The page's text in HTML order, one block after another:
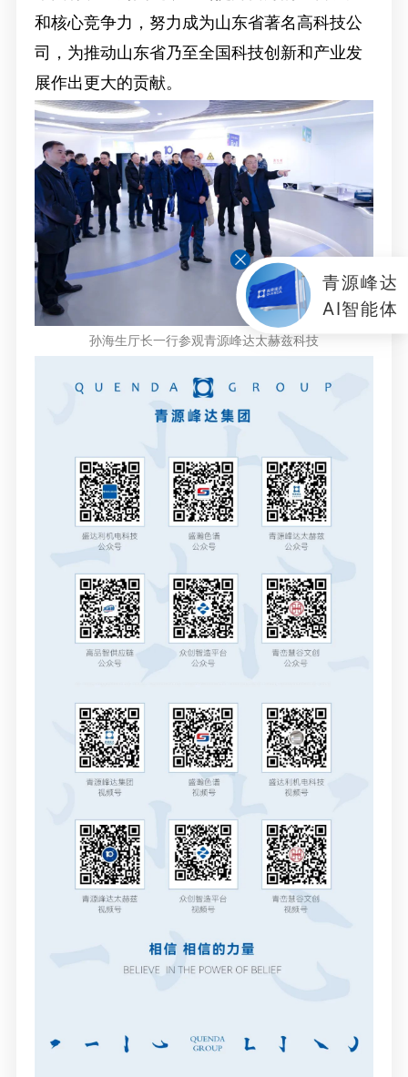
和核心竞争力，努力成为山东省著名高科技公
司，为推动山东省乃至全国科技创新和产业发
展作出更大的贡献。
孙海生厅长一行参观青源峰达太赫兹科技
青源峰达
AI智能体